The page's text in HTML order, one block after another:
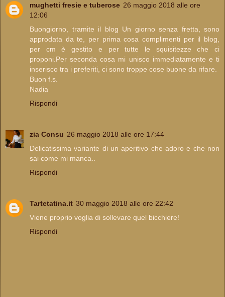
mughetti fresie e tuberose 26 maggio 2018 alle ore
12:06
Buongiorno, tramite il blog Un giorno senza fretta, sono
approdata da te, per prima cosa complimenti per il blog,
per cm è gestito e per tutte le squisitezze che ci
proponi.Per seconda cosa mi unisco immediatamente e ti
inserisco tra i preferiti, ci sono troppe cose buone da rifare.
Buon f.s.
Nadia
Rispondi
zia Consu 26 maggio 2018 alle ore 17:44
Delicatissima variante di un aperitivo che adoro e che non
sai come mi manca..
Rispondi
Tartetatina.it 30 maggio 2018 alle ore 22:42
Viene proprio voglia di sollevare quel bicchiere!
Rispondi